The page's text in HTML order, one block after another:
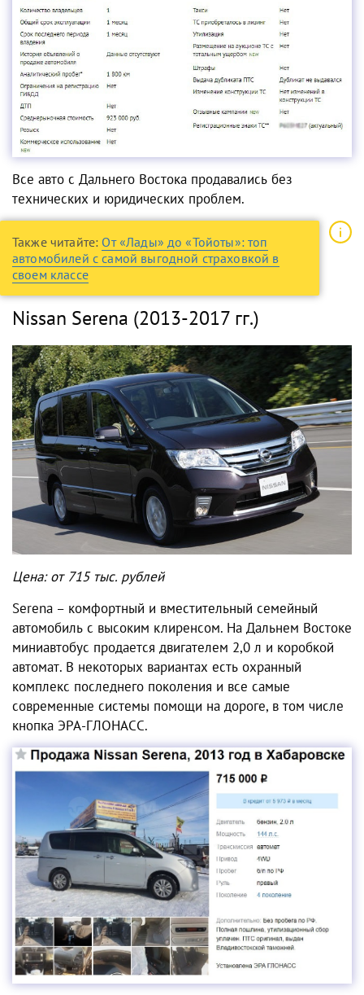
Все авто с Дальнего Востока продавались без
технических и юридических проблем.
Также читайте: От «Лады» до «Тойоты»: топ
автомобилей с самой выгодной страховкой в
своем классе
Nissan Serena (2013-2017 гг.)
Цена: от 715 тыс. рублей
Serena – комфортный и вместительный семейный
автомобиль с высоким клиренсом. На Дальнем Востоке
миниавтобус продается двигателем 2,0 л и коробкой
автомат. В некоторых вариантах есть охранный
комплекс последнего поколения и все самые
современные системы помощи на дороге, в том числе
кнопка ЭРА-ГЛОНАСС.